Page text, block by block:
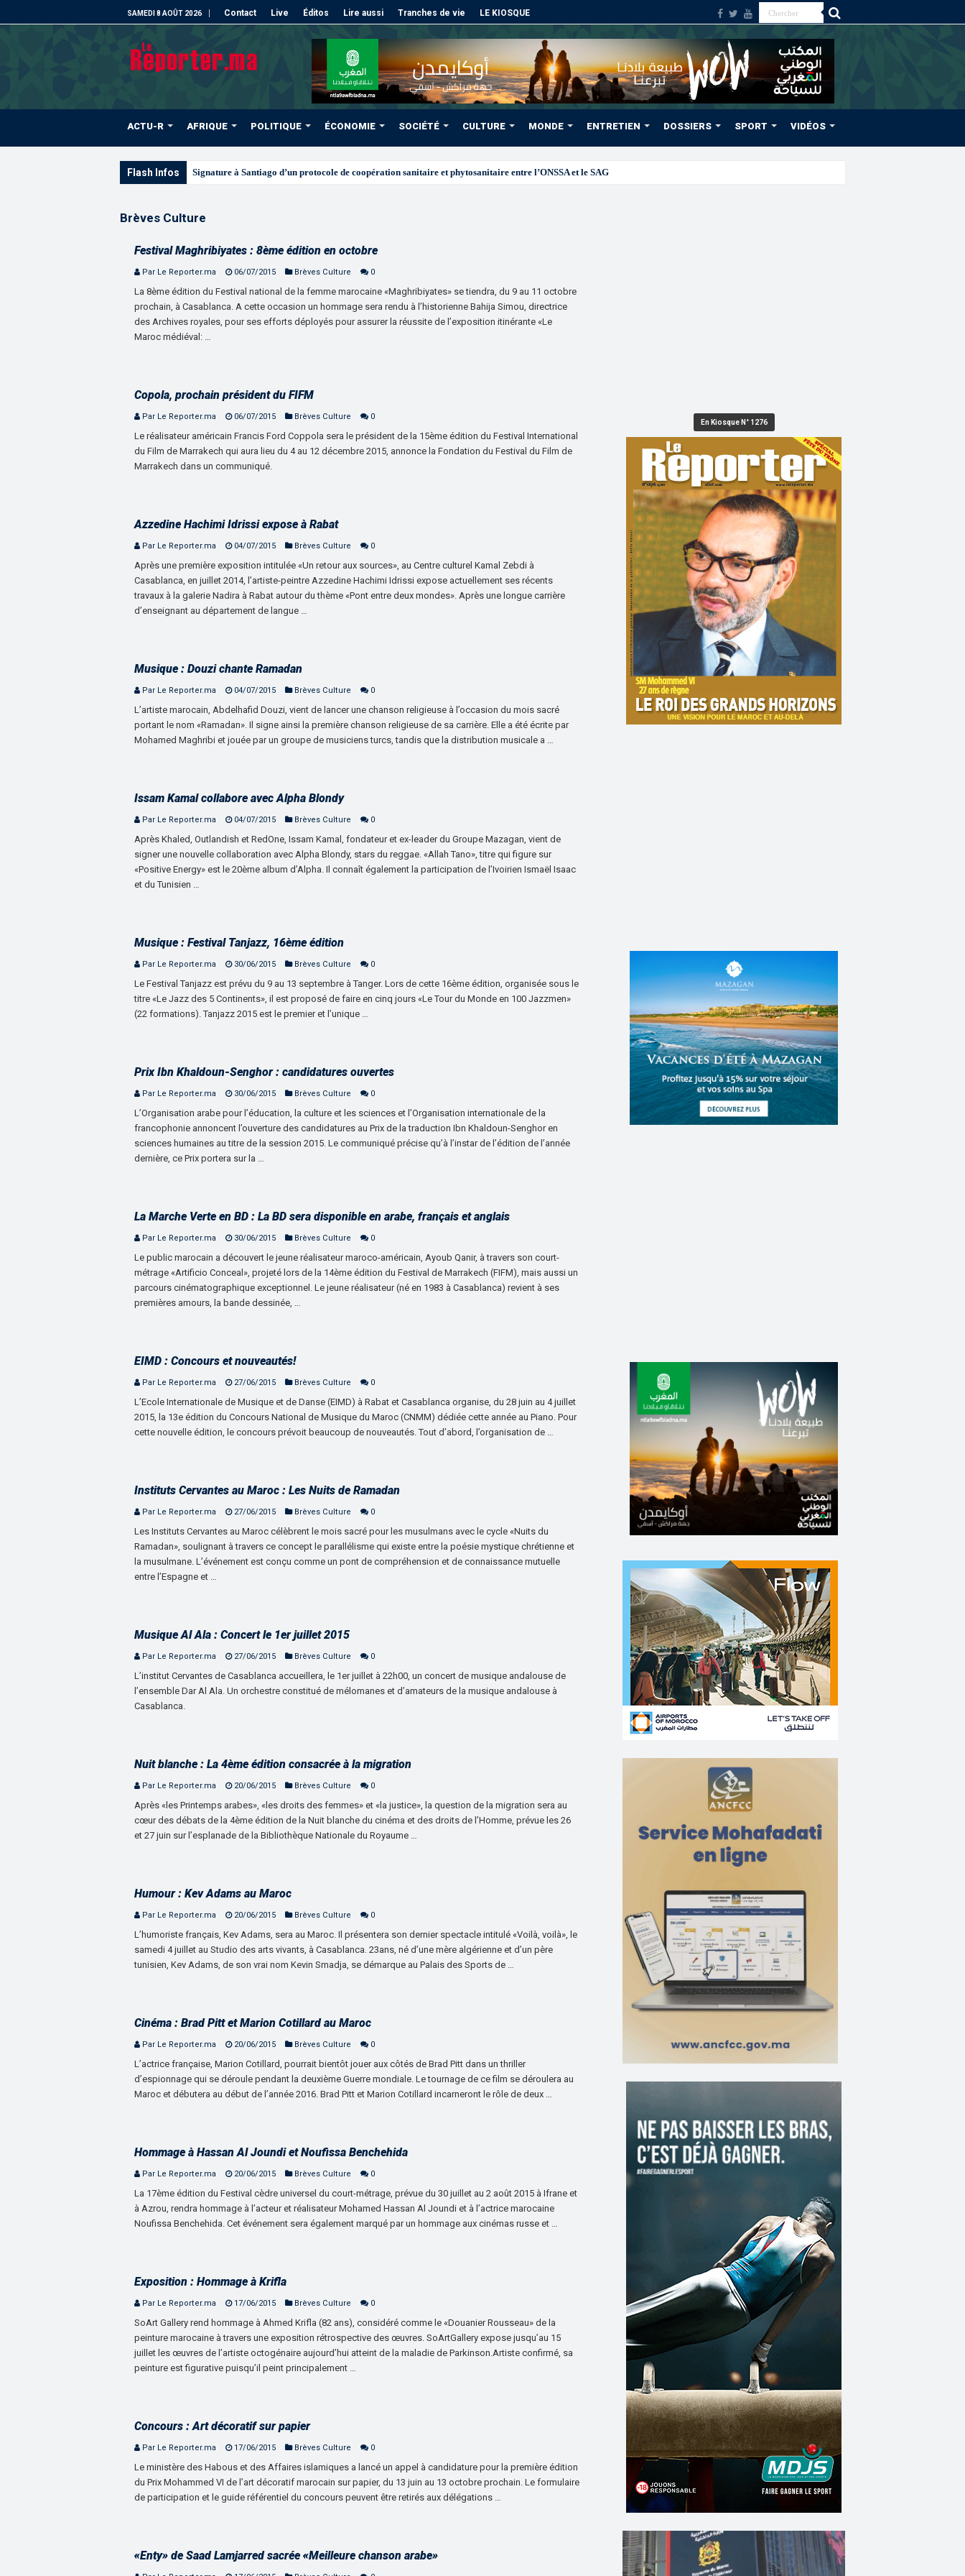
SAMEDI 8 AOÛT 2026 Contact Live Éditos Lire aussi Tranches de vie LE KIOSQUE
ACTU-R AFRIQUE POLITIQUE ÉCONOMIE SOCIÉTÉ CULTURE MONDE ENTRETIEN DOSSIERS SPORT VIDÉOS
Flash Infos Les CR
Brèves Culture
Festival Maghribiyates : 8ème édition en octobre
Par Le Reporter.ma 06/07/2015 Brèves Culture 0
La 8ème édition du Festival national de la femme marocaine «Maghribiyates» se tiendra, du 9 au 11 octobre
prochain, à Casablanca. A cette occasion un hommage sera rendu à l’historienne Bahija Simou, directrice
des Archives royales, pour ses efforts déployés pour assurer la réussite de l’exposition itinérante «Le
Maroc médiéval: …
Copola, prochain président du FIFM
Par Le Reporter.ma 06/07/2015 Brèves Culture 0
Le réalisateur américain Francis Ford Coppola sera le président de la 15ème édition du Festival International
du Film de Marrakech qui aura lieu du 4 au 12 décembre 2015, annonce la Fondation du Festival du Film de
Marrakech dans un communiqué.
Azzedine Hachimi Idrissi expose à Rabat
Par Le Reporter.ma 04/07/2015 Brèves Culture 0
Après une première exposition intitulée «Un retour aux sources», au Centre culturel Kamal Zebdi à
Casablanca, en juillet 2014, l’artiste-peintre Azzedine Hachimi Idrissi expose actuellement ses récents
travaux à la galerie Nadira à Rabat autour du thème «Pont entre deux mondes». Après une longue carrière
d’enseignant au département de langue …
Musique : Douzi chante Ramadan
Par Le Reporter.ma 04/07/2015 Brèves Culture 0
L’artiste marocain, Abdelhafid Douzi, vient de lancer une chanson religieuse à l’occasion du mois sacré
portant le nom «Ramadan». Il signe ainsi la première chanson religieuse de sa carrière. Elle a été écrite par
Mohamed Maghribi et jouée par un groupe de musiciens turcs, tandis que la distribution musicale a …
Issam Kamal collabore avec Alpha Blondy
Par Le Reporter.ma 04/07/2015 Brèves Culture 0
Après Khaled, Outlandish et RedOne, Issam Kamal, fondateur et ex-leader du Groupe Mazagan, vient de
signer une nouvelle collaboration avec Alpha Blondy, stars du reggae. «Allah Tano», titre qui figure sur
«Positive Energy» est le 20ème album d’Alpha. Il connaît également la participation de l’Ivoirien Ismaël Isaac
et du Tunisien …
Musique : Festival Tanjazz, 16ème édition
Par Le Reporter.ma 30/06/2015 Brèves Culture 0
Le Festival Tanjazz est prévu du 9 au 13 septembre à Tanger. Lors de cette 16ème édition, organisée sous le
titre «Le Jazz des 5 Continents», il est proposé de faire en cinq jours «Le Tour du Monde en 100 Jazzmen»
(22 formations). Tanjazz 2015 est le premier et l’unique …
Prix Ibn Khaldoun-Senghor : candidatures ouvertes
Par Le Reporter.ma 30/06/2015 Brèves Culture 0
L’Organisation arabe pour l’éducation, la culture et les sciences et l’Organisation internationale de la
francophonie annoncent l’ouverture des candidatures au Prix de la traduction Ibn Khaldoun-Senghor en
sciences humaines au titre de la session 2015. Le communiqué précise qu’à l’instar de l’édition de l’année
dernière, ce Prix portera sur la …
La Marche Verte en BD : La BD sera disponible en arabe, français et anglais
Par Le Reporter.ma 30/06/2015 Brèves Culture 0
Le public marocain a découvert le jeune réalisateur maroco-américain, Ayoub Qanir, à travers son court-
métrage «Artificio Conceal», projeté lors de la 14ème édition du Festival de Marrakech (FIFM), mais aussi un
parcours cinématographique exceptionnel. Le jeune réalisateur (né en 1983 à Casablanca) revient à ses
premières amours, la bande dessinée, …
EIMD : Concours et nouveautés!
Par Le Reporter.ma 27/06/2015 Brèves Culture 0
L’Ecole Internationale de Musique et de Danse (EIMD) à Rabat et Casablanca organise, du 28 juin au 4 juillet
2015, la 13e édition du Concours National de Musique du Maroc (CNMM) dédiée cette année au Piano. Pour
cette nouvelle édition, le concours prévoit beaucoup de nouveautés. Tout d’abord, l’organisation de …
Instituts Cervantes au Maroc : Les Nuits de Ramadan
Par Le Reporter.ma 27/06/2015 Brèves Culture 0
Les Instituts Cervantes au Maroc célèbrent le mois sacré pour les musulmans avec le cycle «Nuits du
Ramadan», soulignant à travers ce concept le parallélisme qui existe entre la poésie mystique chrétienne et
la musulmane. L’événement est conçu comme un pont de compréhension et de connaissance mutuelle
entre l’Espagne et …
Musique Al Ala : Concert le 1er juillet 2015
Par Le Reporter.ma 27/06/2015 Brèves Culture 0
L’institut Cervantes de Casablanca accueillera, le 1er juillet à 22h00, un concert de musique andalouse de
l’ensemble Dar Al Ala. Un orchestre constitué de mélomanes et d’amateurs de la musique andalouse à
Casablanca.
Nuit blanche : La 4ème édition consacrée à la migration
Par Le Reporter.ma 20/06/2015 Brèves Culture 0
Après «les Printemps arabes», «les droits des femmes» et «la justice», la question de la migration sera au
cœur des débats de la 4ème édition de la Nuit blanche du cinéma et des droits de l’Homme, prévue les 26
et 27 juin sur l’esplanade de la Bibliothèque Nationale du Royaume …
Humour : Kev Adams au Maroc
Par Le Reporter.ma 20/06/2015 Brèves Culture 0
L’humoriste français, Kev Adams, sera au Maroc. Il présentera son dernier spectacle intitulé «Voilà, voilà», le
samedi 4 juillet au Studio des arts vivants, à Casablanca. 23ans, né d’une mère algérienne et d’un père
tunisien, Kev Adams, de son vrai nom Kevin Smadja, se démarque au Palais des Sports de …
Cinéma : Brad Pitt et Marion Cotillard au Maroc
Par Le Reporter.ma 20/06/2015 Brèves Culture 0
L’actrice française, Marion Cotillard, pourrait bientôt jouer aux côtés de Brad Pitt dans un thriller
d’espionnage qui se déroule pendant la deuxième Guerre mondiale. Le tournage de ce film se déroulera au
Maroc et débutera au début de l’année 2016. Brad Pitt et Marion Cotillard incarneront le rôle de deux …
Hommage à Hassan Al Joundi et Noufissa Benchehida
Par Le Reporter.ma 20/06/2015 Brèves Culture 0
La 17ème édition du Festival cèdre universel du court-métrage, prévue du 30 juillet au 2 août 2015 à Ifrane et
à Azrou, rendra hommage à l’acteur et réalisateur Mohamed Hassan Al Joundi et à l’actrice marocaine
Noufissa Benchehida. Cet événement sera également marqué par un hommage aux cinémas russe et …
Exposition : Hommage à Krifla
Par Le Reporter.ma 17/06/2015 Brèves Culture 0
SoArt Gallery rend hommage à Ahmed Krifla (82 ans), considéré comme le «Douanier Rousseau» de la
peinture marocaine à travers une exposition rétrospective des œuvres. SoArtGallery expose jusqu’au 15
juillet les œuvres de l’artiste octogénaire aujourd’hui atteint de la maladie de Parkinson.Artiste confirmé, sa
peinture est figurative puisqu’il peint principalement …
Concours : Art décoratif sur papier
Par Le Reporter.ma 17/06/2015 Brèves Culture 0
Le ministère des Habous et des Affaires islamiques a lancé un appel à candidature pour la première édition
du Prix Mohammed VI de l’art décoratif marocain sur papier, du 13 juin au 13 octobre prochain. Le formulaire
de participation et le guide référentiel du concours peuvent être retirés aux délégations …
«Enty» de Saad Lamjarred sacrée «Meilleure chanson arabe»
En Kiosque N° 1276